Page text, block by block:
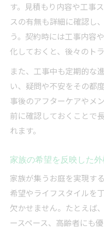
す。見積もり内容や工事
スの有無も詳細に確認し
う。契約時には工事内容
化しておくと、後々のト
また、工事中も定期的な
い、疑問や不安をその都
事後のアフターケアやメ
前に確認しておくことで
れます。
家族の希望を反映した
家族が集うお庭を実現す
希望やライフスタイルを
欠かせません。たとえば
ースペース、高齢者にも